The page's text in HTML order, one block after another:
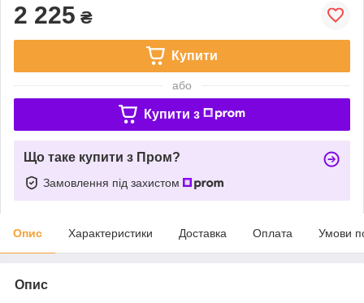
2 225 ₴
Купити
або
Купити з
Що таке купити з Пром?
Замовлення під захистом
Опис Характеристики Доставка Оплата Умови
Опис